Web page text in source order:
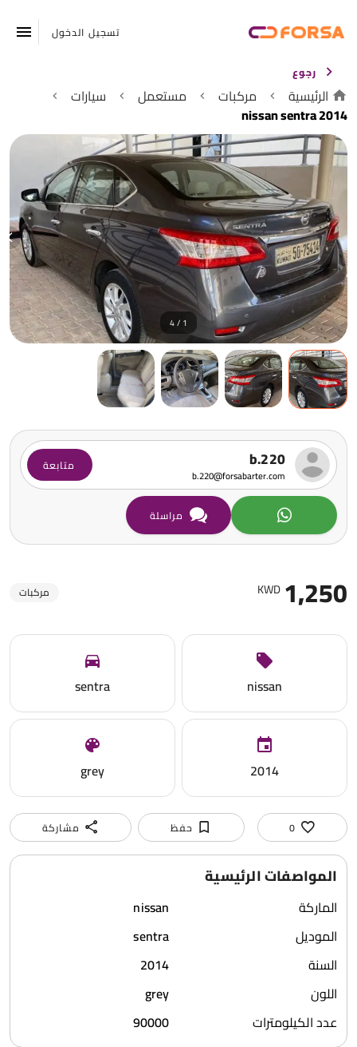
تسجيل الدخول
رجوع
الرئيسية مركبات مستعمل
سيارات
nissan sentra 2014
1,250
KWD مركبات
nissan
sentra
2014
grey
0 حفظ مشاركة
المواصفات الرئيسية
الماركة
nissan
الموديل
sentra
السنة
2014
اللون
grey
عدد الكيلومترات
90000
1 / 4
b.220
b.220@forsabarter.com
متابعة
مراسلة